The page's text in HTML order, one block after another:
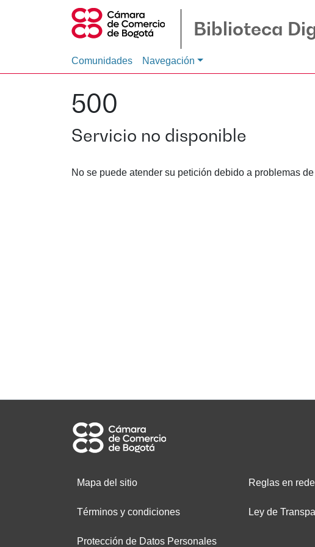
Biblioteca
Comunidades Navegación
500
Servicio no disponible
No se puede atender su petición debido a problemas
Mapa del sitio
Términos y condiciones
Protección de Datos Personales
Reglas en
Ley de